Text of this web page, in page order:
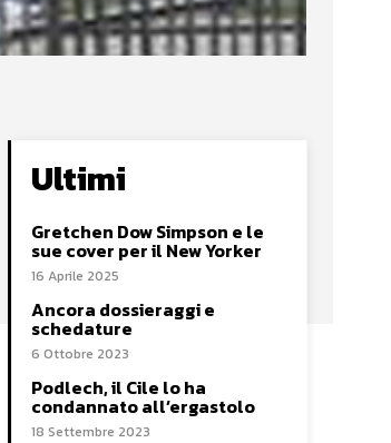
Ultimi
Gretchen Dow Simpson e le
sue cover per il New Yorker
16 Aprile 2025
Ancora dossieraggi e
schedature
6 Ottobre 2023
Podlech, il Cile lo ha
condannato all’ergastolo
18 Settembre 2023